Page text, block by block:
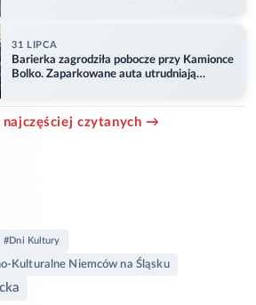
31 LIPCA
Barierka zagrodziła pobocze przy Kamionce
Bolko. Zaparkowane auta utrudniają
najczęściej czytanych →
#Dni Kultury
Kulturalne Niemców na Śląsku